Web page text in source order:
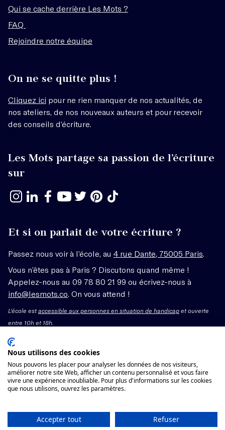
Qui se cache derrière Les Mots ?
FAQ
Rejoindre notre équipe
On ne se quitte plus !
Cliquez ici pour ne rien manquer de nos actualités, de
nos ateliers, de nos nouveaux auteurs et pour recevoir
des conseils d’écriture.
Les Mots partage sa passion de l’écriture
sur
Et si on parlait de votre écriture ?
Passez nous voir à l’école, au 4 rue Dante, 75005 Paris
Vous n’êtes pas à Paris ? Discutons quand même !
Appelez-nous au 09 78 80 21 99 ou écrivez-nous à
info@lesmots.co . On vous attend !
L'école estaccessible aux personnes en situation de handicap et ouverte
entre 10h et 18h.
Mentions légales – CGV
Organisme de formation enregistré sous le numéro
11755662775 auprès du préfet de région Île-de-France.
Voir les conditions générales de vente
Nous utilisons des cookies
Nous pouvons les placer pour analyser les données de nos visiteurs,
améliorer notre site Web, afficher un contenu personnalisé et vous faire
vivre une expérience inoubliable. Pour plus d'informations sur les cookies
que nous utilisons, ouvrez les paramètres.
Accepter tout Refuser